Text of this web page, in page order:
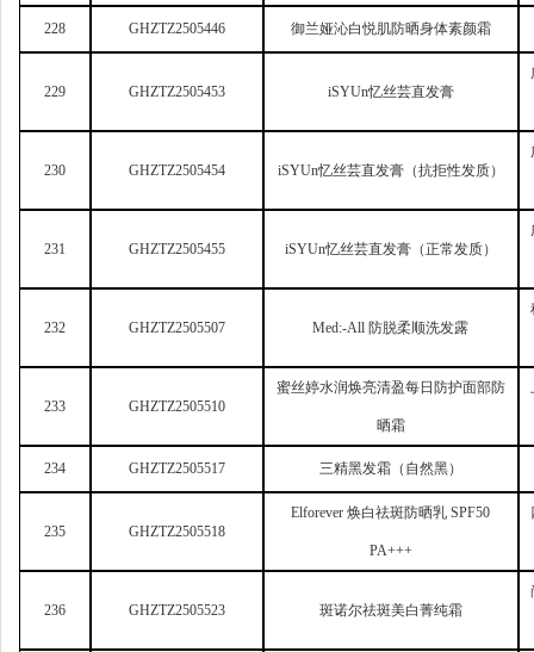
228 GHZTZ2505446 御兰娅沁白悦肌防晒身体素颜霜
229 GHZTZ2505453 iSYUn忆丝芸直发膏
230 GHZTZ2505454 iSYUn忆丝芸直发膏（抗拒性发质）
231 GHZTZ2505455 iSYUn忆丝芸直发膏（正常发质）
232 GHZTZ2505507 Med:-All 防脱柔顺洗发露
233 GHZTZ2505510
蜜丝婷水润焕亮清盈每日防护面部防
晒霜
234 GHZTZ2505517 三精黑发霜（自然黑）
235 GHZTZ2505518
Elforever焕白祛斑防晒乳 SPF50
PA+++
236 GHZTZ2505523 斑诺尔祛斑美白菁纯霜